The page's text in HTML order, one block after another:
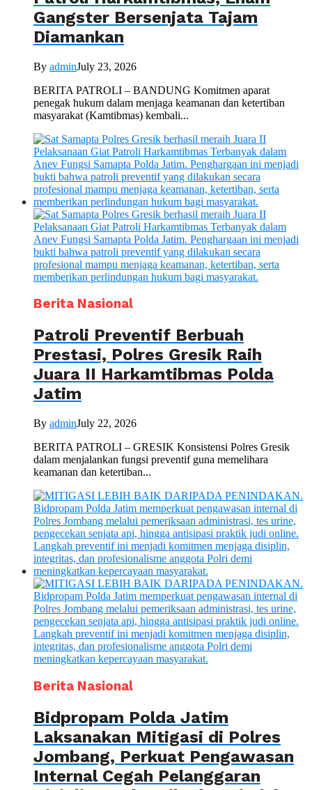
Gangster Bersenjata Tajam
Diamankan
By adminJuly 23, 2026
BERITA PATROLI – BANDUNG Komitmen aparat
penegak hukum dalam menjaga keamanan dan ketertiban
masyarakat (Kamtibmas) kembali...
Berita Nasional
Patroli Preventif Berbuah
Prestasi, Polres Gresik Raih
Juara II Harkamtibmas Polda
Jatim
By adminJuly 22, 2026
BERITA PATROLI – GRESIK Konsistensi Polres Gresik
dalam menjalankan fungsi preventif guna memelihara
keamanan dan ketertiban...
Berita Nasional
Bidpropam Polda Jatim
Laksanakan Mitigasi di Polres
Jombang, Perkuat Pengawasan
Internal Cegah Pelanggaran